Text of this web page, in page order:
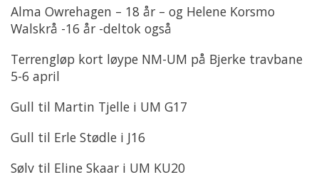
Alma Owrehagen – 18 år – og Helene Korsmo
Walskrå -16 år -deltok også
Terrengløp kort løype NM-UM på Bjerke travbane
5-6 april
Gull til Martin Tjelle i UM G17
Gull til Erle Stødle i J16
Sølv til Eline Skaar i UM KU20